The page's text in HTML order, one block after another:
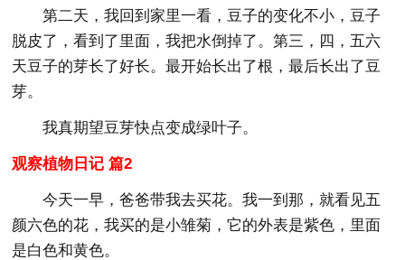
第二天，我回到家里一看，豆子的变化不小，豆子
脱皮了，看到了里面，我把水倒掉了。第三，四，五六
天豆子的芽长了好长。最开始长出了根，最后长出了豆
芽。
我真期望豆芽快点变成绿叶子。
观察植物日记 篇2
今天一早，爸爸带我去买花。我一到那，就看见五
颜六色的花，我买的是小雏菊，它的外表是紫色，里面
是白色和黄色。